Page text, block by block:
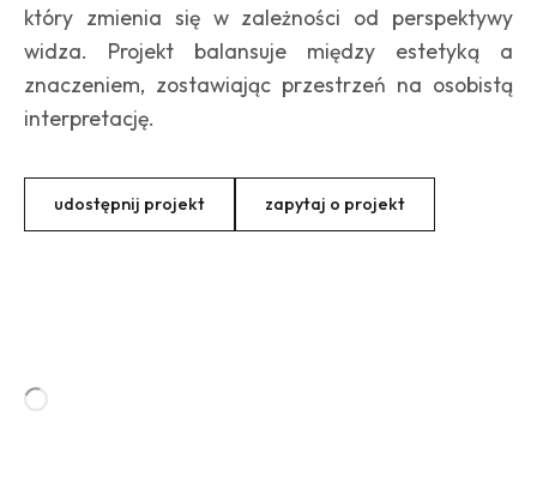
który zmienia się w zależności od perspektywy
widza. Projekt balansuje między estetyką a
znaczeniem, zostawiając przestrzeń na osobistą
interpretację.
udostępnij projekt zapytaj o projekt